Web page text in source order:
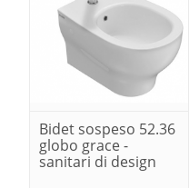
Bidet sospeso 52.36
globo grace -
sanitari di design